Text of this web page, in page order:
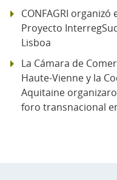
CONFAGRI
Proyecto
Lisboa
La Cámara de
Haute-Vienne y la
Aquitaine
foro transnacional